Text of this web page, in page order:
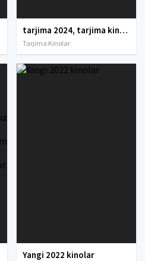
tarjima 2024, tarjima kinolar 2024, uzbek tarjima 2024, tarjima kinolar tilida tilida 2024, uzbek tilida tarjima 2024, kino tarjima 2024, uzbek tarjima kinolar 2024, tarjima kinolar 2024 uzbek tilida, tarjima kinolar 2024 o zbek, tarjima kinolar 2024
Tarjima Kinolar
Yangi 2022 kinolar